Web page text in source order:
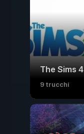
The Sims 4
9 trucchi